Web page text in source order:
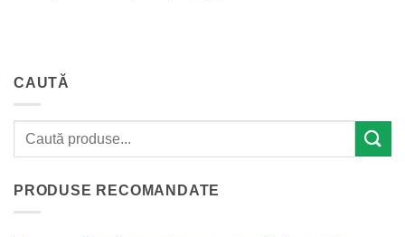
CAUTĂ
PRODUSE RECOMANDATE